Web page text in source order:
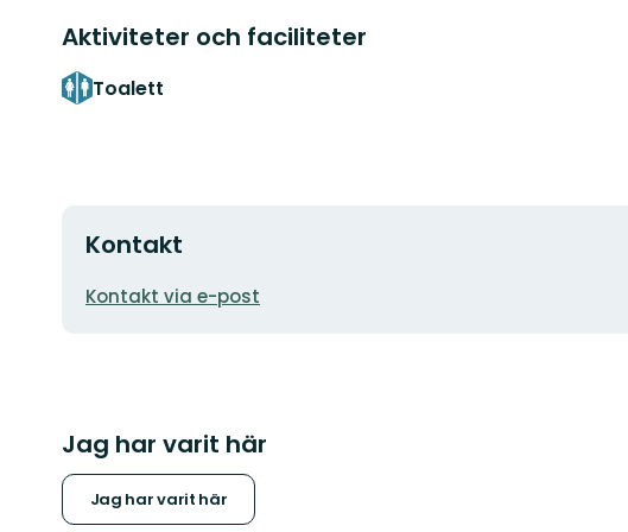
Aktiviteter och faciliteter
Toalett
Kontakt
E-
Kontakt via e-post
Jag har varit här
Jag har varit här